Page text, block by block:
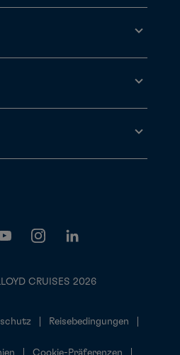
CRUISES 2026
Reisebedingungen
Cookie-Präferenzen